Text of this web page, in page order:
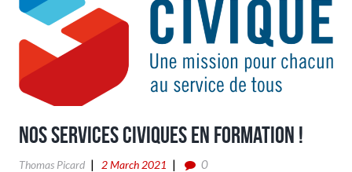
Nos services civiques en formation !
Thomas Picard 2 March 2021
0